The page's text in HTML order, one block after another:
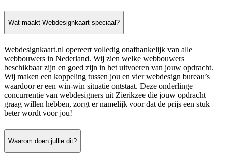
Wat maakt Webdesignkaart speciaal?
Webdesignkaart.nl opereert volledig onafhankelijk van alle
webbouwers in Nederland. Wij zien welke webbouwers
beschikbaar zijn en goed zijn in het uitvoeren van jouw opdracht.
Wij maken een koppeling tussen jou en vier webdesign bureau’s
waardoor er een win-win situatie ontstaat. Deze onderlinge
concurrentie van webdesigners uit Zierikzee die jouw opdracht
graag willen hebben, zorgt er namelijk voor dat de prijs een stuk
beter wordt voor jou!
Waarom doen jullie dit?